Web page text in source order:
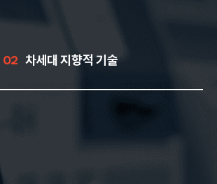
02 차세대 지향적 기술